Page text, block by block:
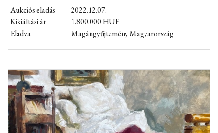
Aukciós eladás
2022.12.07.
Kikiáltási ár
1.800.000HUF
Eladva
Magángyűjtemény Magyarország